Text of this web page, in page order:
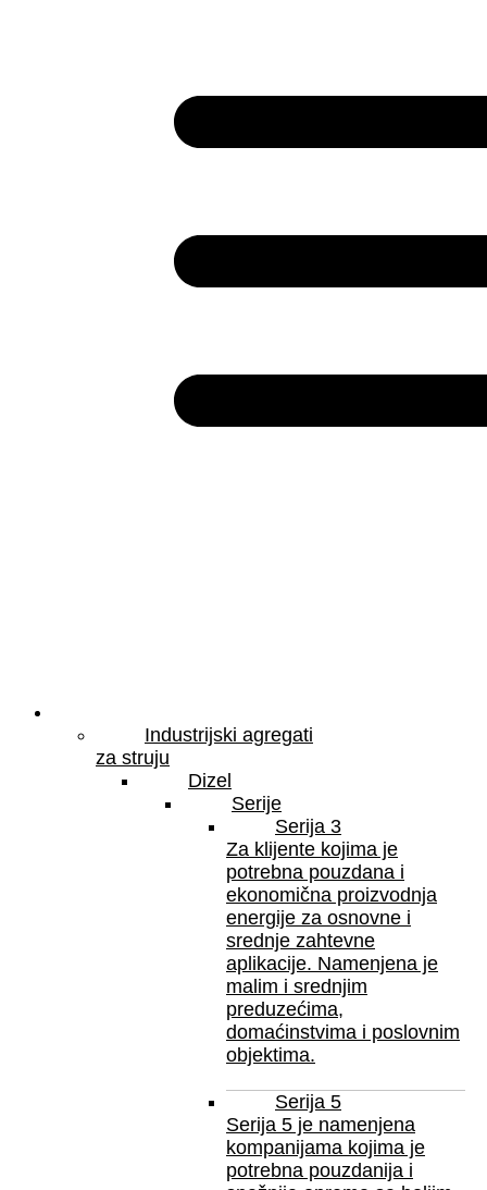
Industrijski agregati
za struju
Dizel
Serije
Serija 3
Za klijente kojima je
potrebna pouzdana i
ekonomična proizvodnja
energije za osnovne i
srednje zahtevne
aplikacije. Namenjena je
malim i srednjim
preduzećima,
domaćinstvima i poslovnim
objektima.
Serija 5
Serija 5 je namenjena
kompanijama kojima je
potrebna pouzdanija i